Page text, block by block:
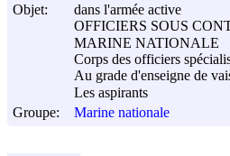
Objet:
dans l'armée active
OFFICIERS SOUS
MARINE NATIONALE
Corps des officiers
Au grade d'enseigne de
Les aspirants
Groupe:
Marine nationale